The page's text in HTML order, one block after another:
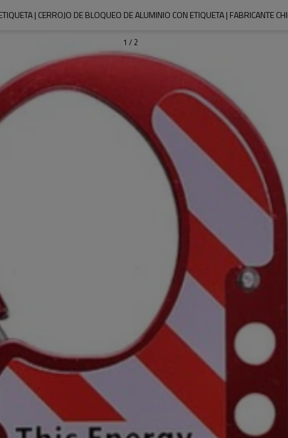
| CERROJO DE BLOQUEO DE ALUMINIO CON ETIQUETA | FABRICANTE
1 / 2